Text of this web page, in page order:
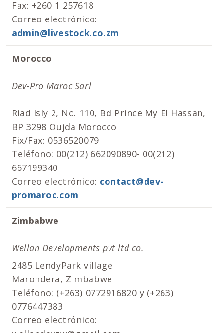
Fax: +260 1 257618
Correo electrónico:
admin@livestock.co.zm
Morocco
Dev-Pro Maroc Sarl
Riad Isly 2, No. 110, Bd Prince My El Hassan,
BP 3298 Oujda Morocco
Fix/Fax: 0536520079
Teléfono: 00(212) 662090890- 00(212)
667199340
Correo electrónico: contact@dev-
promaroc.com
Zimbabwe
Wellan Developments pvt ltd co.
2485 LendyPark village
Marondera, Zimbabwe
Teléfono: (+263) 0772916820 y (+263)
0776447383
Correo electrónico: